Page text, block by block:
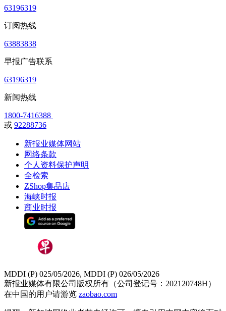
63196319
订阅热线
63883838
早报广告联系
63196319
新闻热线
1800-7416388
或 92288736
新报业媒体网站
网络条款
个人资料保护声明
全检索
ZShop集品店
海峡时报
商业时报
MDDI (P) 025/05/2026, MDDI (P) 026/05/2026
新报业媒体有限公司版权所有（公司登记号：202120748H）
在中国的用户请游览 zaobao.com